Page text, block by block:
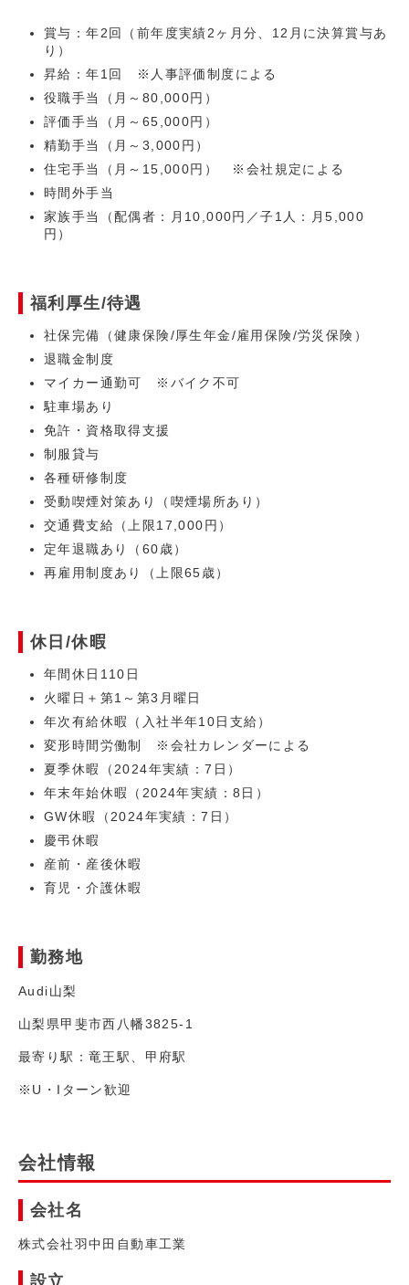
賞与：年2回（前年度実績2ヶ月分、12月に決算賞与あ
り）
昇給：年1回 ※人事評価制度による
役職手当（月～80,000円）
評価手当（月～65,000円）
精勤手当（月～3,000円）
住宅手当（月～15,000円） ※会社規定による
時間外手当
家族手当（配偶者：月10,000円／子1人：月5,000
円）
福利厚生/待遇
社保完備（健康保険/厚生年金/雇用保険/労災保険）
退職金制度
マイカー通勤可 ※バイク不可
駐車場あり
免許・資格取得支援
制服貸与
各種研修制度
受動喫煙対策あり（喫煙場所あり）
交通費支給（上限17,000円）
定年退職あり（60歳）
再雇用制度あり（上限65歳）
休日/休暇
年間休日110日
火曜日＋第1～第3月曜日
年次有給休暇（入社半年10日支給）
変形時間労働制 ※会社カレンダーによる
夏季休暇（2024年実績：7日）
年末年始休暇（2024年実績：8日）
GW休暇（2024年実績：7日）
慶弔休暇
産前・産後休暇
育児・介護休暇
勤務地
Audi山梨
山梨県甲斐市西八幡3825-1
最寄り駅：竜王駅、甲府駅
※U・Iターン歓迎
会社情報
会社名
株式会社羽中田自動車工業